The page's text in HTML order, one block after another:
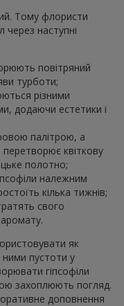
Тому флористи
через наступні
повітряний
турботи;
різними
додаючи естетики і
палітрою, а
квіткову
полотно;
належним
кілька тижнів;
свого
як
пустоти у
гіпсофіли
захоплюють погляд.
доповнення